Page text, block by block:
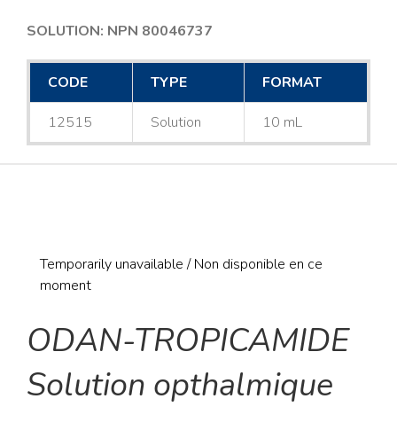
SOLUTION: NPN 80046737
CODE TYPE FORMAT
12515 Solution 10 mL
Temporarily unavailable / Non disponible en ce
moment
ODAN-TROPICAMIDE
Solution opthalmique